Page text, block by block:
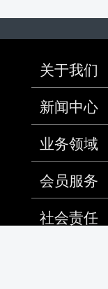
关于我们
新闻中心
业务领域
会员服务
社会责任